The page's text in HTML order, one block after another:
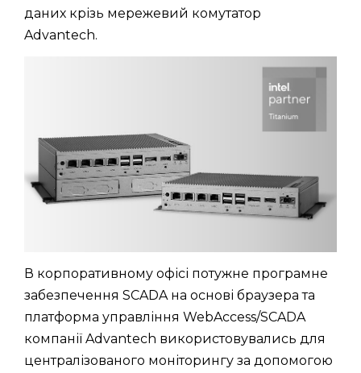
даних крізь мережевий комутатор
Advantech.
В корпоративному офісі потужне програмне
забезпечення SCADA на основі браузера та
платформа управління WebAccess/SCADA
компанії Advantech використовувались для
централізованого моніторингу за допомогою